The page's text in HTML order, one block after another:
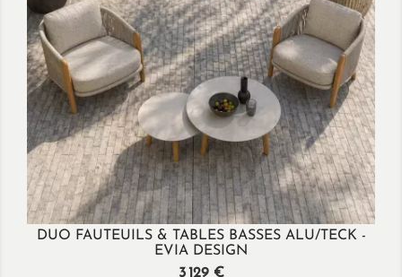
DUO FAUTEUILS & TABLES BASSES ALU/TECK -
EVIA DESIGN
Prix
3 129 €